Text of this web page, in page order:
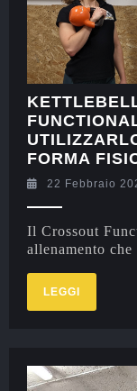
FORMA
22 Febbraio
Il Crossout
allenamento che
LEGGI